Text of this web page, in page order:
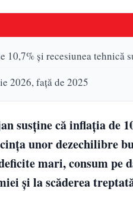
10,7% și recesiunea
2026, față de 2025
susține că inflația de
unor dezechilibre
mari, consum
și la scăderea